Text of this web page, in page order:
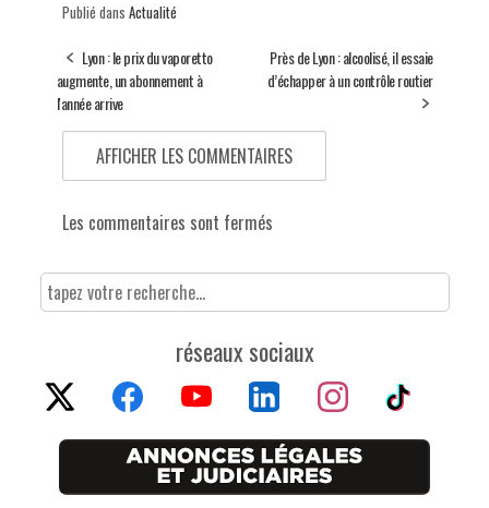
Publié dans Actualité
Lyon : le prix du vaporetto
augmente, un abonnement à
l'année arrive
Près de Lyon : alcoolisé, il essaie
d’échapper à un contrôle routier
AFFICHER LES COMMENTAIRES
Les commentaires sont fermés
réseaux sociaux